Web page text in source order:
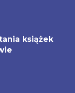
książek